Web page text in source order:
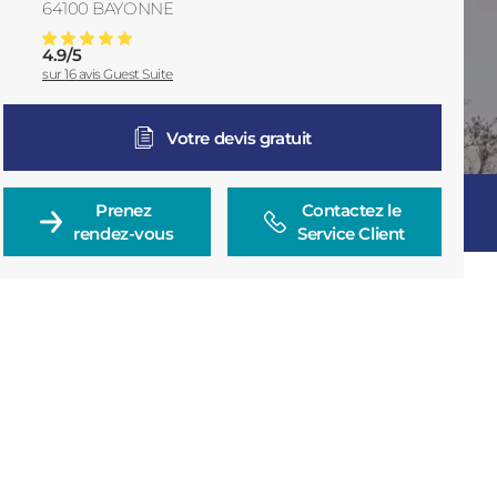
Consulter
64100 BAYONNE
France
Installation De Store à Bayonne Et Sa Région
Note moyenne :
4.9/5
sur16avis Guest Suite
Votre devis gratuit
Prenez
rendez-vous
Contactez le
Service Client